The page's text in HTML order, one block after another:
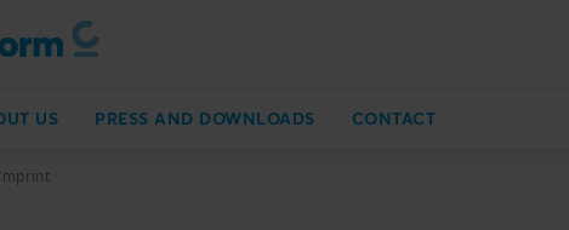
US PRESS AND DOWNLOADS CONTACT
Imprint